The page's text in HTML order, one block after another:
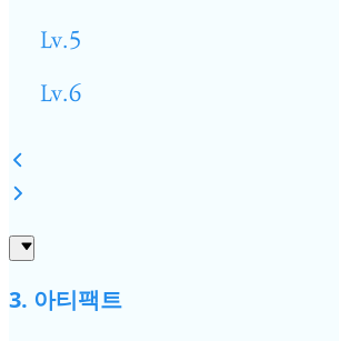
Lv.5
Lv.6
3. 아티팩트